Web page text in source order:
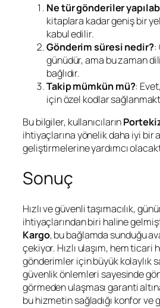
Ne tür gönderiler
kitaplara kadar geniş bir
kabul edilir.
Gönderim süresi nedir?:
günüdür, ama bu zaman
bağlıdır.
Takip mümkün mü?:
için özel kodlar
Bu bilgiler, kullanıcıların
ihtiyaçlarına yönelik daha iyi bir
geliştirmelerine yardımcı
Sonuç
Hızlı ve güvenli taşımacılık,
ihtiyaçlarından biri haline
Kargo, bu bağlamda sunduğu
çekiyor. Hızlı ulaşım, hem ticari
gönderimler için büyük kolaylık
güvenlik önlemleri sayesinde
görmeden ulaşması garanti
bu hizmetin sağladığı konfor ve